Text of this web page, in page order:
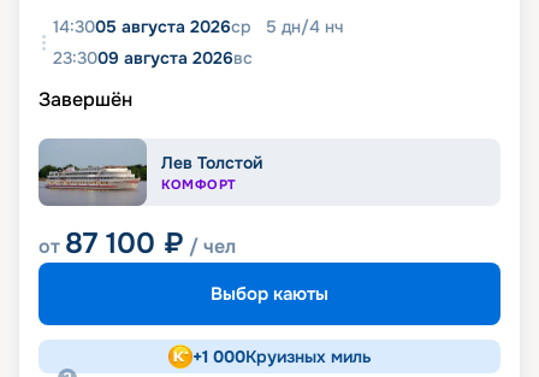
14:3005 августа 2026ср 5 дн/4 нч
23:3009 августа 2026вс
Завершён
Лев Толстой
КОМФОРТ
от 87 100 ₽ / чел
Выбор каюты
+1 000Круизных миль